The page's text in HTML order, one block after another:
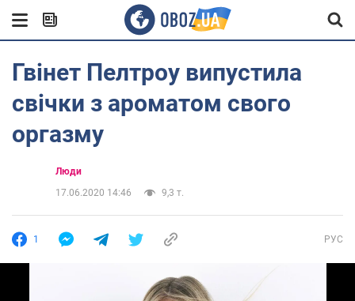
Гвінет Пелтроу випустила
свічки з ароматом свого
оргазму
Люди
17.06.2020 14:46
9,3 т.
1 РУС